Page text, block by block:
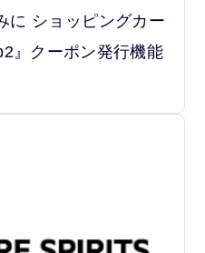
に ショッピングカー
』クーポン発行機能